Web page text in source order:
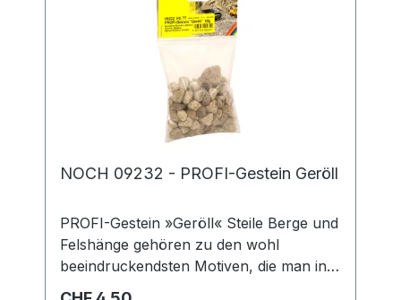
Modell nachzubilden und perfekt zu
detaillieren. Es wird in drei
und kann sortenrein oder gemischt
verwendet werden.
NOCH 09232 - PROFI-Gestein Geröll
PROFI-Gestein »Geröll« Steile Berge und
Felshänge gehören zu den wohl
beeindruckendsten Motiven, die man in